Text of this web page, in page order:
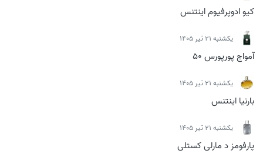
کیو ادوپرفیوم اینتنس
يكشنبه 21 تیر 1405
آمواج پورپورس 50
يكشنبه 21 تیر 1405
بارنیا اینتنس
يكشنبه 21 تیر 1405
پارفومز د مارلی کستلی